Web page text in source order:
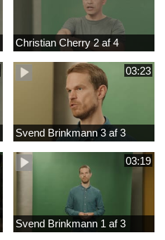
Christian Cherry 2 af 4
03:23
Svend Brinkmann 3 af 3
03:19
Svend Brinkmann 1 af 3